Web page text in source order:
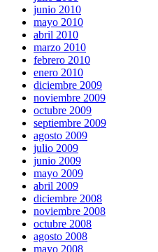
junio 2010
mayo 2010
abril 2010
marzo 2010
febrero 2010
enero 2010
diciembre 2009
noviembre 2009
octubre 2009
septiembre 2009
agosto 2009
julio 2009
junio 2009
mayo 2009
abril 2009
diciembre 2008
noviembre 2008
octubre 2008
agosto 2008
mayo 2008